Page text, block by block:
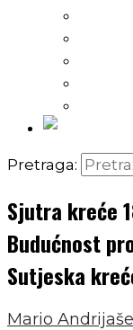
Pretraga:
Sjutra kreće
Budućnost
Sutjeska
Mario